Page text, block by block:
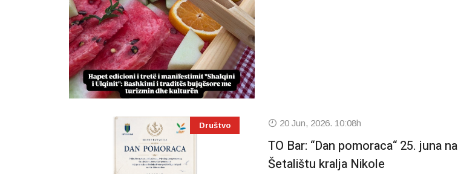
Društvo 20 Jun, 2026. 10:08h
TO Bar: “Dan pomoraca“ 25. juna na
Šetalištu kralja Nikole